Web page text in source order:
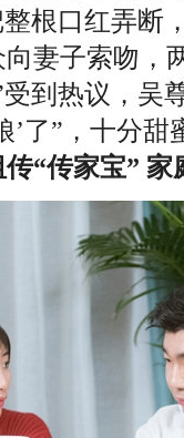
根口红弄断
妻子索吻，
到热议，吴
’了”，十分甜
“传家宝” 家